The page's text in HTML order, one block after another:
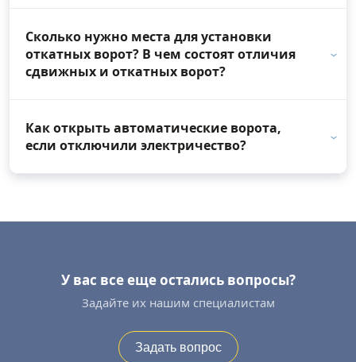
Сколько нужно места для установки
откатных ворот? В чем состоят отличия
сдвижных и откатных ворот?
Как открыть автоматические ворота,
если отключили электричество?
У вас все еще остались вопросы?
Задайте их нашим специалистам
Задать вопрос